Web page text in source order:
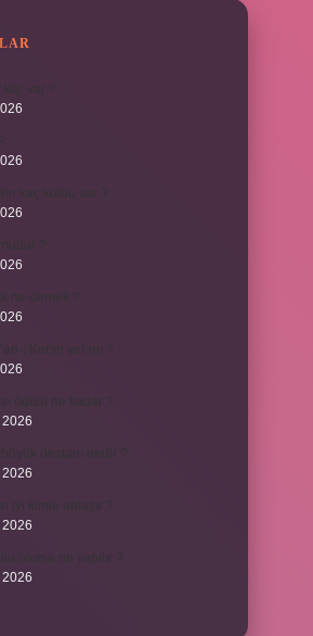
2026
2026
2026
2026